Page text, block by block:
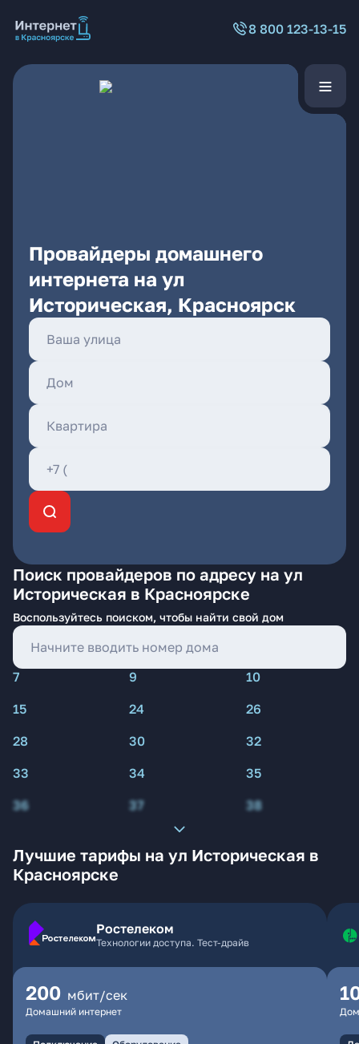
8 800 123-13-15
Провайдеры домашнего
интернета на ул
Историческая, Красноярск
Поиск провайдеров по адресу на ул
Историческая в Красноярске
Воспользуйтесь поиском, чтобы найти свой дом
7 9
10
15
24
26
28
30
32
33
34
35
36
37 38
Лучшие тарифы на ул Историческая в
Красноярске
Ростелеком
Технологии доступа. Тест-драйв
200 мбит/сек
Домашний интернет